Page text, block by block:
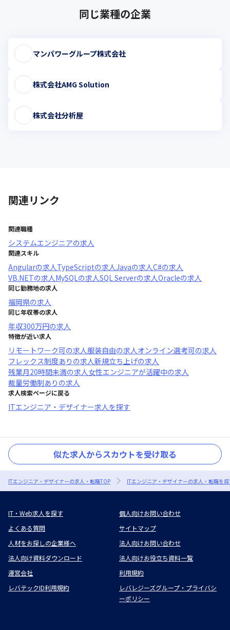
同じ業種の企業
マンパワーグループ株式会社
株式会社AMG Solution
株式会社分析屋
関連リンク
関連職種
システムエンジニアの求人
関連スキル
Angularの求人TypeScriptの求人Javaの求人C#の求人
VB.NETの求人MySQLの求人SQL Serverの求人Oracleの求人
同じ勤務地の求人
福岡県の求人
同じ年収帯の求人
年収300万円の求人
特徴が近い求人
リモートワーク可の求人服装自由の求人オンライン選考可の求人
フレックス制度あり の求人新規立ち上げの求人
残業月20時間未満の求人女性エンジニアが活躍中の求人
裁量労働制あり の求人
求人検索ページに戻る
ITエンジニア・デザイナー求人を探す
似た求人からスカウトを受け取る
ITエンジニア・デザイナーの求人・転職TOP ITエンジニア・デザイナーの求人・転職を
IT・Web求人を探す
個人向けお問い合わせ
よくある質問
サイトマップ
人材をお探しの企業様へ
法人向けお問い合わせ
法人向け資料ダウンロード
法人向けお役立ち資料一覧
運営会社
利用規約
レバテックID利用規約
レバレジーズグループ・プライバシ
ーポリシー